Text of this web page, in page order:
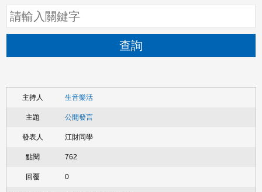
查詢
生音樂活
公開發言
江財同學
762
0